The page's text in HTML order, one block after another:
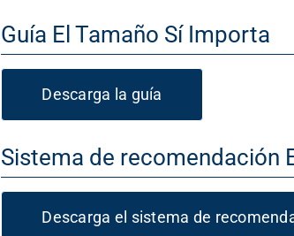
Guía El Tamaño Sí Importa
Descarga la guía
Sistema de recomendación
Descarga el sistema de